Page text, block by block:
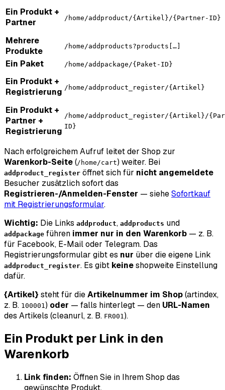
Ein Produkt +
Partner
/home/addproduct/{Artikel}/{Partner-ID}
Mehrere
Produkte
/home/addproducts?products[…]
Ein Paket /home/addpackage/{Paket-ID}
Ein Produkt +
Registrierung /home/addproduct_register/{Artikel}
Ein Produkt +
Partner +
Registrierung
/home/addproduct_register/{Artikel}/
ID}
Nach erfolgreichem Aufruf leitet der Shop zur
Warenkorb-Seite(/home/cart) weiter. Bei
addproduct_register öffnet sich für nicht angemeldete
Besucher zusätzlich sofort das
Registrieren-/Anmelden-Fenster — sieheSofortkauf
mit Registrierungsformular.
Wichtig: Die Links addproduct, addproducts und
addpackage führen immer nur in den Warenkorb — z. B.
für Facebook, E-Mail oder Telegram. Das
Registrierungsformular gibt es nur über die eigene Link
addproduct_register. Es gibt keineshopweite Einstellung
dafür.
{Artikel} steht für dieArtikelnummer im Shop(artindex,
z. B. 100001 ) oder — falls hinterlegt — den URL-Namen
des Artikels (cleanurl, z. B. FR001 ).
Ein Produkt per Link in den
Warenkorb
Link finden: Öffnen Sie in Ihrem Shop das